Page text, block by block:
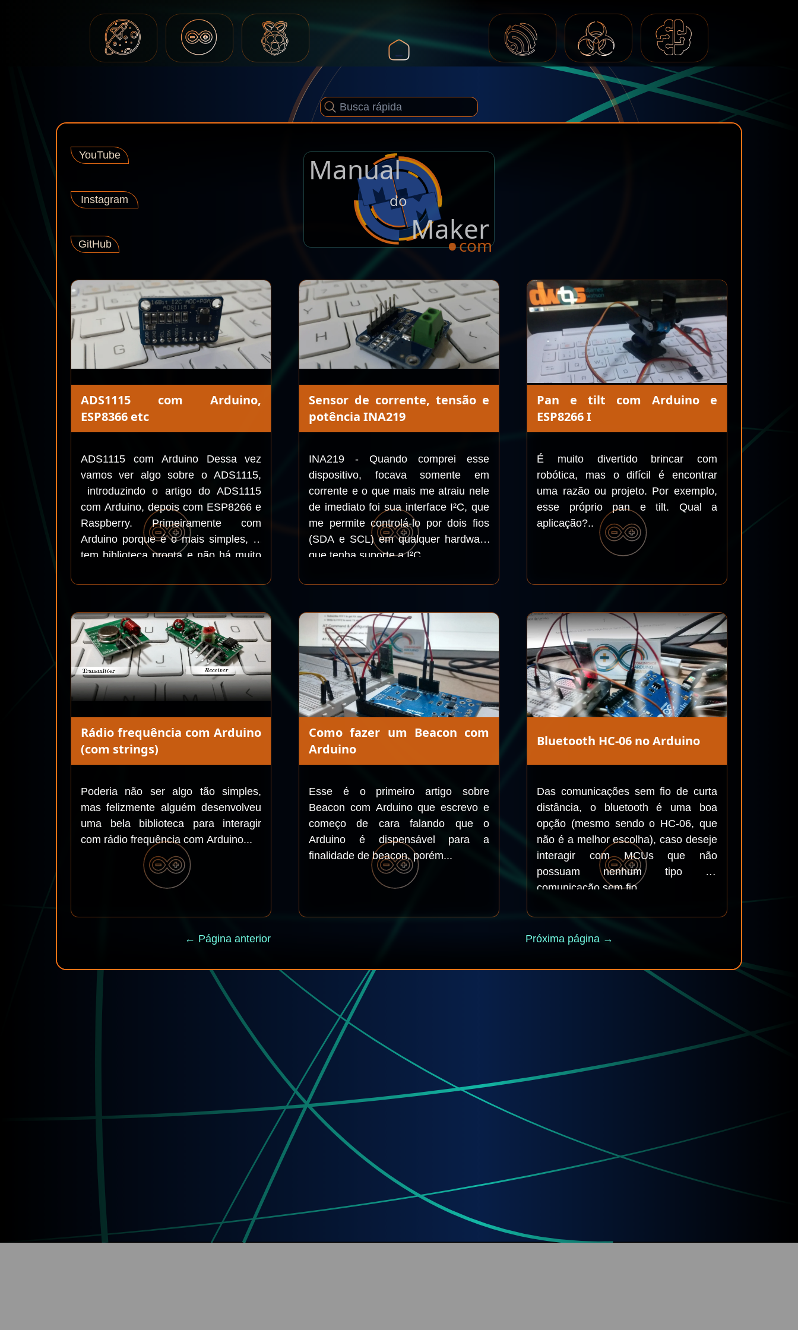
Manual
do
Maker
.com
ADS1115 com Arduino,
ESP8366 etc
ADS1115 com Arduino Dessa vez
vamos ver algo sobre o ADS1115,
introduzindo o artigo do ADS1115
com Arduino, depois com ESP8266 e
Raspberry. Primeiramente com
Arduino porque é o mais simples, já
tem biblioteca pronta e não há muito
Sensor de corrente, tensão e
potência INA219
INA219 - Quando comprei esse
dispositivo, focava somente em
corrente e o que mais me atraiu nele
de imediato foi sua interface I²C, que
me permite controlá-lo por dois fios
(SDA e SCL) em qualquer hardware
que tenha suporte a I²C.
Pan e tilt com Arduino e
ESP8266 I
É muito divertido brincar com
robótica, mas o difícil é encontrar
uma razão ou projeto. Por exemplo,
esse próprio pan e tilt. Qual a
aplicação?..
Rádio frequência com Arduino
(com strings)
Poderia não ser algo tão simples,
mas felizmente alguém desenvolveu
uma bela biblioteca para interagir
com rádio frequência com Arduino...
Como fazer um Beacon com
Arduino
Esse é o primeiro artigo sobre
Beacon com Arduino que escrevo e
começo de cara falando que o
Arduino é dispensável para a
finalidade de beacon, porém...
Bluetooth HC-06 no Arduino
Das comunicações sem fio de curta
distância, o bluetooth é uma boa
opção (mesmo sendo o HC-06, que
não é a melhor escolha), caso deseje
interagir com MCUs que não
possuam nenhum tipo de
comunicação sem fio...
← Página anterior Próxima página →
YouTube
Instagram
GitHub